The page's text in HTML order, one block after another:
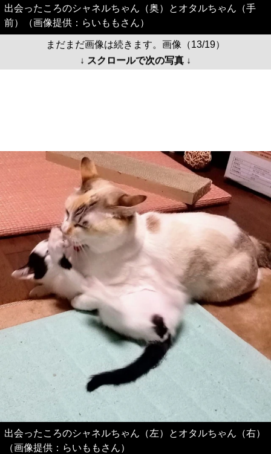
出会ったころのシャネルちゃん（奥）とオタルちゃん（手
前）（画像提供：らいももさん）
まだまだ画像は続きます。画像（13/19）
↓ スクロールで次の写真 ↓
出会ったころのシャネルちゃん（左）とオタルちゃん（右）
（画像提供：らいももさん）